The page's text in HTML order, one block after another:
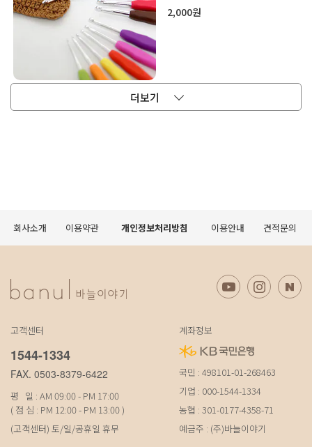
2,000원
더보기
회사소개 이용약관 개인정보처리방침 이용안내 견적문의
고객센터
1544-1334
FAX. 0503-8379-6422
평 일 : AM 09:00 - PM 17:00
( 점 심 : PM 12:00 - PM 13:00 )
(고객센터) 토/일/공휴일 휴무
계좌정보
국민 : 498101-01-268463
기업 : 000-1544-1334
농협 : 301-0177-4358-71
예금주 : (주)바늘이야기